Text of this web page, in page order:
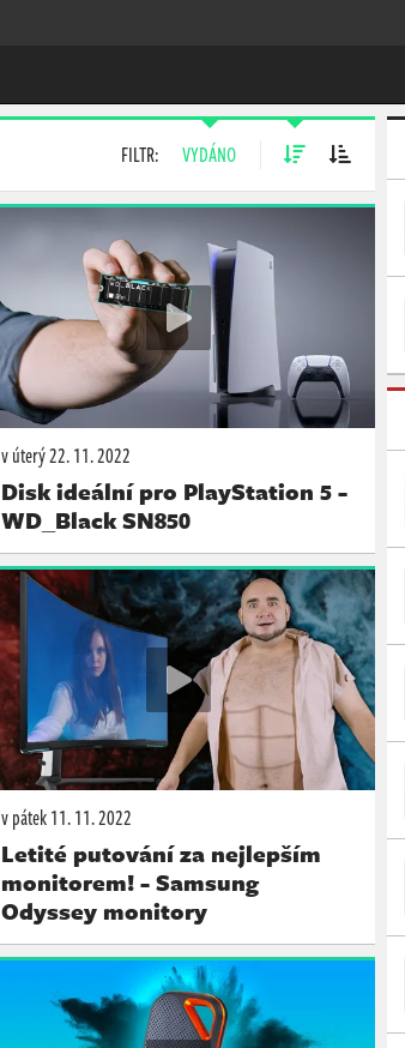
FILTR: VYDÁNO
v úterý22. 11. 2022
Disk ideální pro PlayStation 5 -
WD_Black SN850
v pátek11. 11. 2022
Letité putování za nejlepším
monitorem! - Samsung
Odyssey monitory